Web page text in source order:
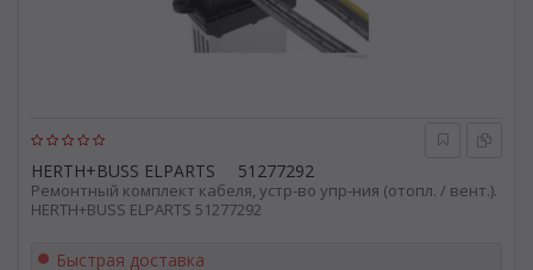
HERTH+BUSS ELPARTS 51277292
Ремонтный комплект кабеля, устр-во упр-ния (отопл. / вент.).
HERTH+BUSS ELPARTS 51277292
Быстрая доставка